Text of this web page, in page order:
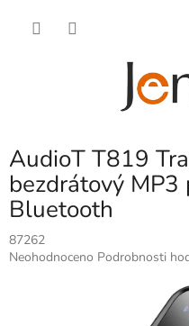
AudioT T819
bezdrátový MP3
Bluetooth
87262
Průměrné
Neohodnoceno Podrobnosti